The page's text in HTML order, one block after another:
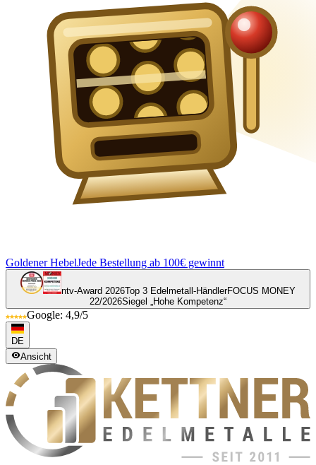
Goldener HebelJede Bestellung ab 100€ gewinnt
ntv-Award 2026Top 3 Edelmetall-HändlerFOCUS MONEY
22/2026Siegel „Hohe Kompetenz“
Google: 4,9/5
DE
Ansicht